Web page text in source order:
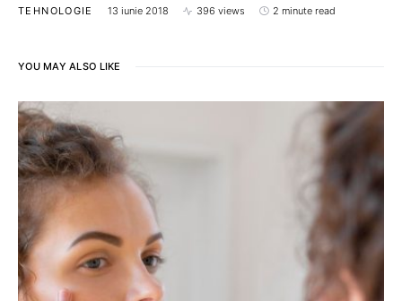
TEHNOLOGIE 13 iunie 2018 396 views 2 minute read
YOU MAY ALSO LIKE